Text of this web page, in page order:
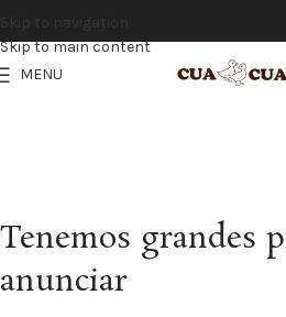
Skip to main content
MENU
Tenemos grandes
anunciar